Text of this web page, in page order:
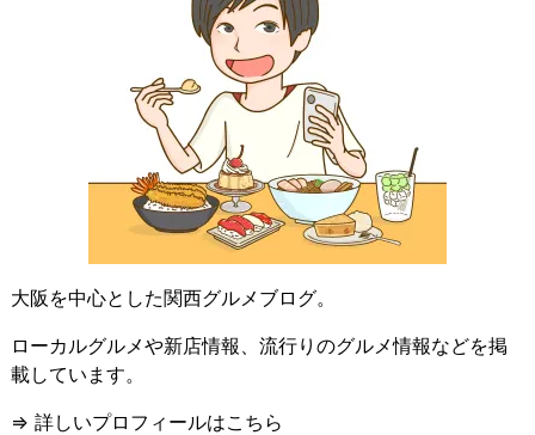
大阪を中心とした関西グルメブログ。
ローカルグルメや新店情報、流行りのグルメ情報などを掲
載しています。
⇒ 詳しいプロフィールはこちら